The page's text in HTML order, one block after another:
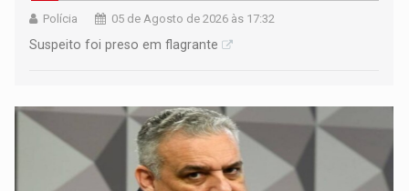
Polícia 05 de Agosto de 2026 às 17:32
Suspeito foi preso em flagrante